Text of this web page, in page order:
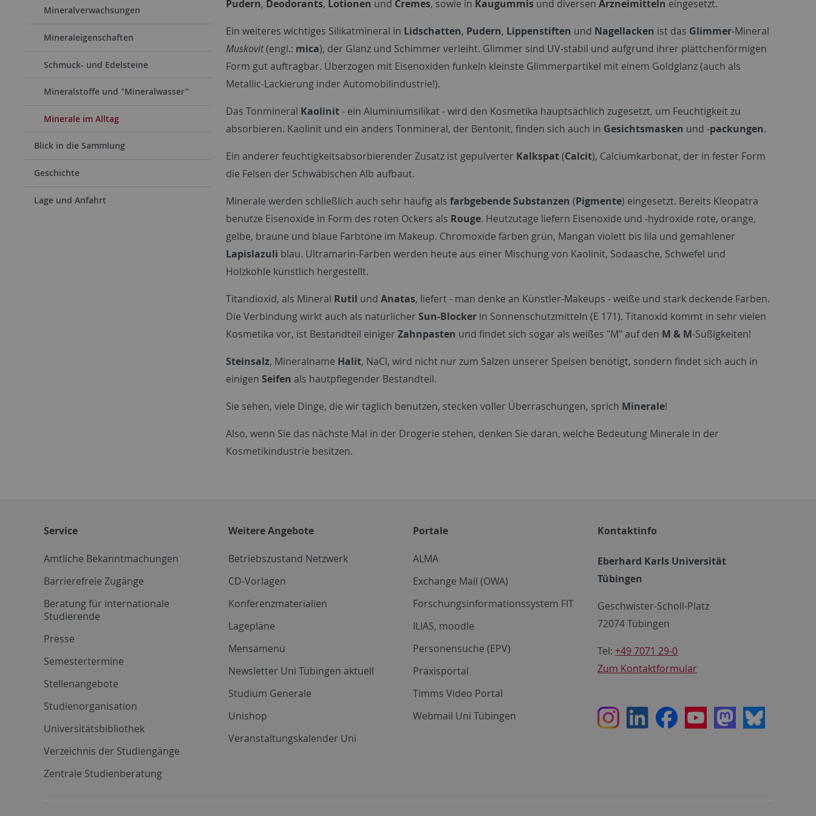
Mineralverwachsungen
Mineraleigenschaften
Schmuck- und Edelsteine
Mineralstoffe und "Mineralwasser"
Minerale im Alltag
Blick in die Sammlung
Geschichte
Lage und Anfahrt
Pudern, Deodorants, Lotionen und Cremes, sowie in Kaugummis und diversen Arzneimitteln eingesetzt.
Ein weiteres wichtiges Silikatmineral in Lidschatten, Pudern, Lippenstiften und Nagellacken ist das Glimmer-Mineral
Muskovit(engl.: mica), der Glanz und Schimmer verleiht. Glimmer sind UV-stabil und aufgrund ihrer plättchenförmigen
Form gut auftragbar. Überzogen mit Eisenoxiden funkeln kleinste Glimmerpartikel mit einem Goldglanz (auch als
Metallic-Lackierung inder Automobilindustrie!).
Das Tonmineral Kaolinit- ein Aluminiumsilikat - wird den Kosmetika hauptsächlich zugesetzt, um Feuchtigkeit zu
absorbieren. Kaolinit und ein anders Tonmineral, der Bentonit, finden sich auch in Gesichtsmasken und -packungen.
Ein anderer feuchtigkeitsabsorbierender Zusatz ist gepulverter Kalkspat(Calcit), Calciumkarbonat, der in fester Form
die Felsen der Schwäbischen Alb aufbaut.
Minerale werden schließlich auch sehr häufig als farbgebende Substanzen (Pigmente) eingesetzt. Bereits Kleopatra
benutze Eisenoxide in Form des roten Ockers als Rouge. Heutzutage liefern Eisenoxide und -hydroxide rote, orange,
gelbe, braune und blaue Farbtöne im Makeup. Chromoxide färben grün, Mangan violett bis lila und gemahlener
Lapislazuli blau. Ultramarin-Farben werden heute aus einer Mischung von Kaolinit, Sodaasche, Schwefel und
Holzkohle künstlich hergestellt.
Titandioxid, als Mineral Rutil und Anatas, liefert - man denke an Künstler-Makeups - weiße und stark deckende Farben.
Die Verbindung wirkt auch als natürlicher Sun-Blocker in Sonnenschutzmitteln (E 171). Titanoxid kommt in sehr vielen
Kosmetika vor, ist Bestandteil einiger Zahnpasten und findet sich sogar als weißes "M" auf den M & M-Süßigkeiten!
Steinsalz, Mineralname Halit, NaCl, wird nicht nur zum Salzen unserer Speisen benötigt, sondern findet sich auch in
einigen Seifen als hautpflegender Bestandteil.
Sie sehen, viele Dinge, die wir täglich benutzen, stecken voller Überraschungen, sprich Minerale!
Also, wenn Sie das nächste Mal in der Drogerie stehen, denken Sie daran, welche Bedeutung Minerale in der
Kosmetikindustrie besitzen.
Service
Amtliche Bekanntmachungen
Barrierefreie Zugänge
Beratung für internationale
Studierende
Presse
Semestertermine
Stellenangebote
Studienorganisation
Universitätsbibliothek
Verzeichnis der Studiengänge
Zentrale Studienberatung
Weitere Angebote
Betriebszustand Netzwerk
CD-Vorlagen
Konferenzmaterialien
Lagepläne
Mensamenü
Newsletter Uni Tübingen aktuell
Studium Generale
Unishop
Veranstaltungskalender Uni
Portale
ALMA
Exchange Mail (OWA)
Forschungsinformationssystem FIT
ILIAS, moodle
Personensuche (EPV)
Praxisportal
Timms Video Portal
Webmail Uni Tübingen
Kontaktinfo
Eberhard Karls Universität
Tübingen
Geschwister-Scholl-Platz
72074 Tübingen
Tel: +49 7071 29-0
Zum Kontaktformular
InstagramLinkedInFacebookYoutubeMastodon
Bluesky